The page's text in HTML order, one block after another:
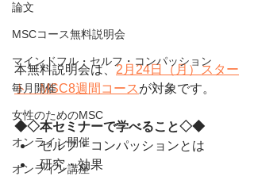
論文
MSCコース無料説明会
マインドフル・セルフ・コンパッション
毎月開催
女性のためのMSC
オンライン開催
オンライン講座
本無料説明会は、2月24日（月）スター
ト　MSC8週間コースが対象です。
◆◇本セミナーで学べること◇◆
セルフ・コンパッションとは
研究・効果